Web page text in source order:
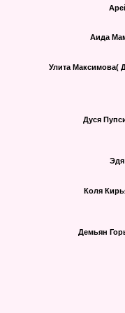
Аида
Улита Максимова(
Дуся
Коля
Демьян